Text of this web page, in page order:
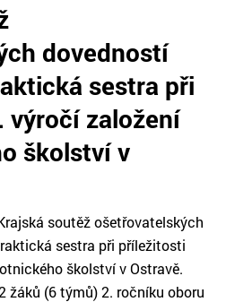
dovedností
sestra při
založení
školství v
soutěž ošetřovatelských
sestra při příležitosti
školství v Ostravě.
žáků (6 týmů) 2. ročníku oboru